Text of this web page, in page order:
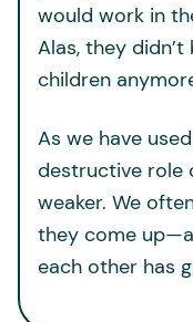
would work in
Alas, they
children
As we have
destructive role
weaker. We
they come
each other has